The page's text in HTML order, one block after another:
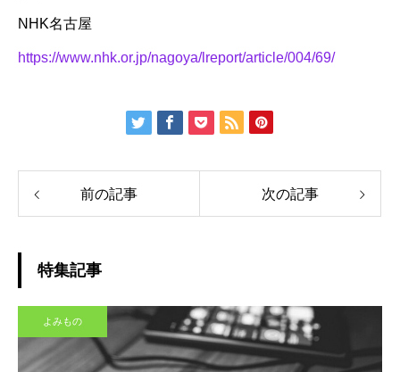
NHK名古屋
https://www.nhk.or.jp/nagoya/lreport/article/004/69/
前の記事 次の記事
特集記事
よみもの